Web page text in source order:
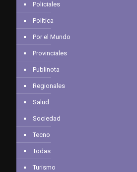
Policiales
Política
Por el Mundo
Provinciales
Publinota
Regionales
Salud
Sociedad
Tecno
Todas
Turismo